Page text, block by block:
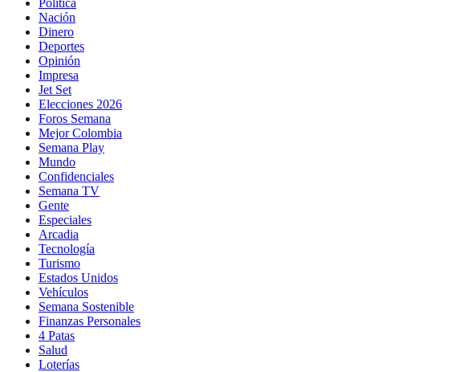
Política
Nación
Dinero
Deportes
Opinión
Impresa
Jet Set
Elecciones 2026
Foros Semana
Mejor Colombia
Semana Play
Mundo
Confidenciales
Semana TV
Gente
Especiales
Arcadia
Tecnología
Turismo
Estados Unidos
Vehículos
Semana Sostenible
Finanzas Personales
4 Patas
Salud
Loterías